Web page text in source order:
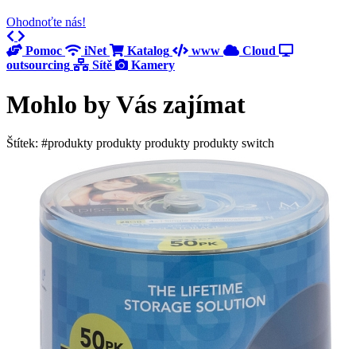
Ohodnoťte nás!
Previous
Pomoc
iNet Katalog www
Cloud
outsourcing
Sítě Kamery
Mohlo by Vás zajímat
Štítek: #produkty produkty produkty produkty switch